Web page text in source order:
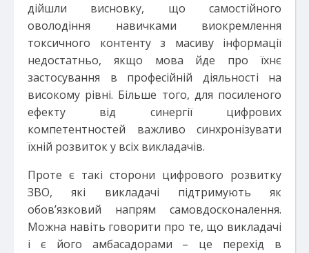
дійшли висновку, що самостійного
оволодіння навичками виокремлення
токсичного контенту з масиву інформації
недостатньо, якщо мова йде про їхнє
застосування в професійній діяльності на
високому рівні. Більше того, для посиленого
ефекту від синергії цифрових
компетентностей важливо синхронізувати
їхній розвиток у всіх викладачів.
Проте є такі сторони цифрового розвитку
ЗВО, які викладачі підтримують як
обов’язковий напрям самовдосконалення.
Можна навіть говорити про те, що викладачі
і є його амбасадорами – це перехід в